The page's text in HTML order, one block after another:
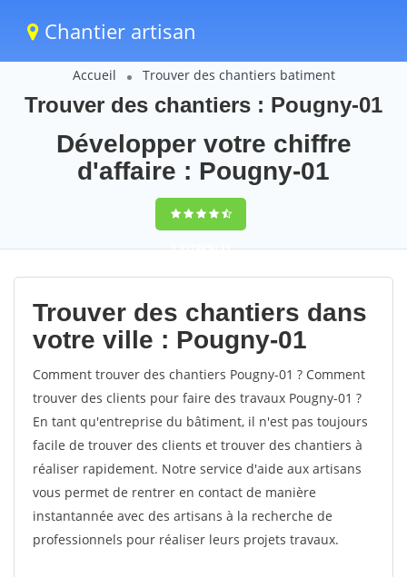
Chantier artisan
Accueil Trouver des chantiers batiment
Trouver des chantiers : Pougny-01
Développer votre chiffre
d'affaire : Pougny-01
9,5(100%)59
votes
Trouver des chantiers dans
votre ville : Pougny-01
Comment trouver des chantiers Pougny-01 ? Comment
trouver des clients pour faire des travaux Pougny-01 ?
En tant qu'entreprise du bâtiment, il n'est pas toujours
facile de trouver des clients et trouver des chantiers à
réaliser rapidement. Notre service d'aide aux artisans
vous permet de rentrer en contact de manière
instantannée avec des artisans à la recherche de
professionnels pour réaliser leurs projets travaux.